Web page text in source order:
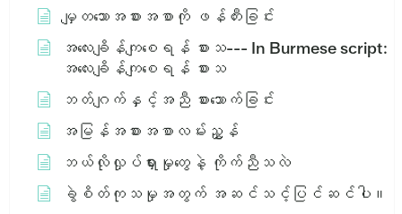
မျှတသောအစားအစာကို ဖန်တီးခြင်း
အ​လေး​ချိန်​ကျ​စေ​ရန်​ စား​သ​ --- In Burmese script:
အ​လေး​ချိန်​ကျ​စေ​ရန်​ စား​သ​
ဘတ်ဂျက်နှင့်အညီ စားသောက်ခြင်း
အမြန်အစားအစာလမ်းညွှန်
ဘယ်လိုလှုပ်ရှားမှုတွေနဲ့ ကိုက်ညီသလဲ
ခွဲစိတ်ကုသမှုအတွက် အဆင်သင့်ပြင်ဆင်ပါ။